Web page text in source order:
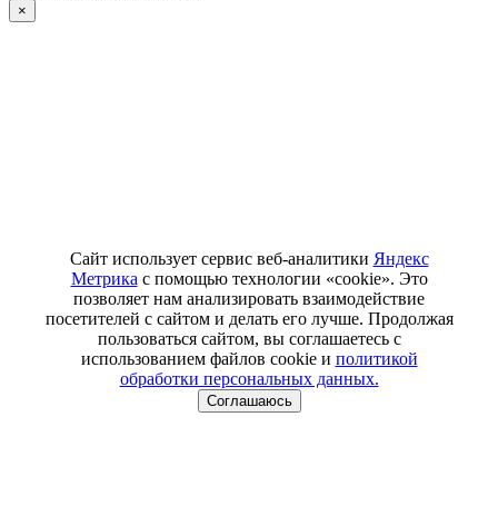
×
Сайт использует сервис веб-аналитики Яндекс
Метрика с помощью технологии «cookie». Это
позволяет нам анализировать взаимодействие
посетителей с сайтом и делать его лучше. Продолжая
пользоваться сайтом, вы соглашаетесь с
использованием файлов cookie и политикой
обработки персональных данных.
Соглашаюсь